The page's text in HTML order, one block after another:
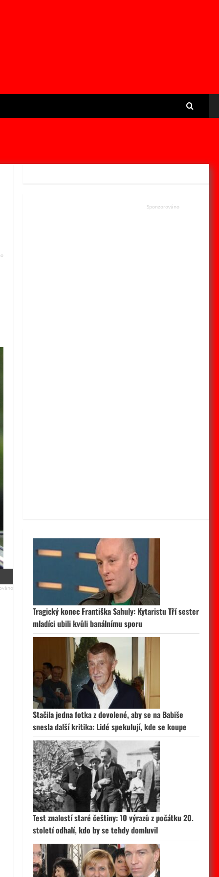
Tragický konec Františka Sahuly: Kytaristu Tří sester
mladíci ubili kvůli banálnímu sporu
Stačila jedna fotka z dovolené, aby se na Babiše
snesla další kritika: Lidé spekulují, kde se koupe
Test znalostí staré češtiny: 10 výrazů z počátku 20.
století odhalí, kdo by se tehdy domluvil